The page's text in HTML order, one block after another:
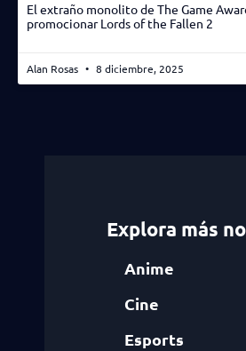
El extraño monolito de The Game
promocionar Lords of the Fallen 2
Alan Rosas 8 diciembre, 2025
Explora más
Anime
Cine
Esports